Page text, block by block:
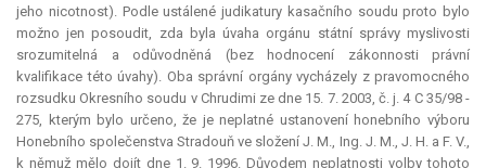
jeho nicotnost). Podle ustálené judikatury kasačního soudu proto bylo
možno jen posoudit, zda byla úvaha orgánu státní správy myslivosti
srozumitelná a odůvodněná (bez hodnocení zákonnosti právní
kvalifikace této úvahy). Oba správní orgány vycházely z pravomocného
rozsudku Okresního soudu v Chrudimi ze dne 15. 7. 2003, č. j. 4 C 35/98 -
275, kterým bylo určeno, že je neplatné ustanovení honebního výboru
Honebního společenstva Stradouň ve složení J. M., Ing. J. M., J. H. a F. V.,
k němuž mělo dojít dne 1. 9. 1996. Důvodem neplatnosti volby tohoto